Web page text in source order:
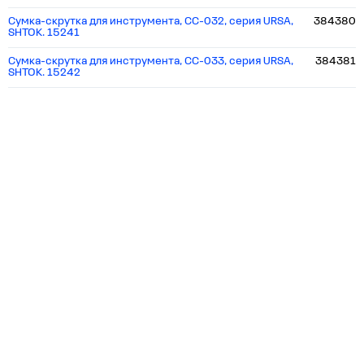
Сумка-скрутка для инструмента, СС-032, серия URSA,
SHTOK. 15241
384380
Сумка-скрутка для инструмента, СС-033, серия URSA,
SHTOK. 15242
384381